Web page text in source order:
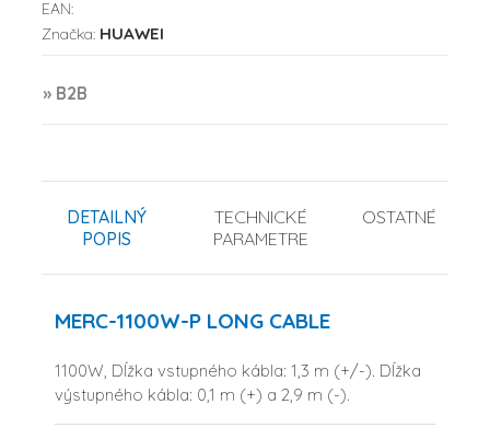
EAN:
Značka: HUAWEI
» B2B
DETAILNÝ
POPIS
TECHNICKÉ
PARAMETRE
OSTATNÉ
MERC-1100W-P LONG CABLE
1100W, Dĺžka vstupného kábla: 1,3 m (+/-). Dĺžka
výstupného kábla: 0,1 m (+) a 2,9 m (-).